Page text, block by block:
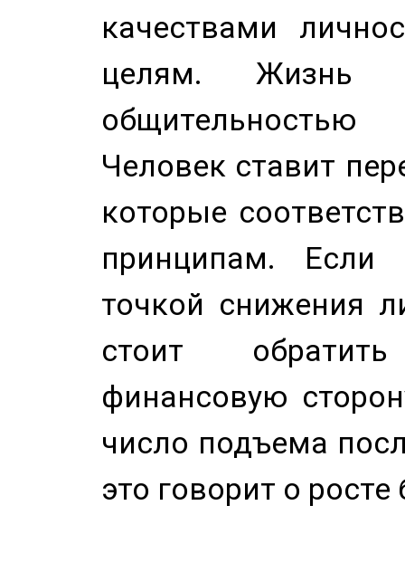
качествами
целям. Жизнь
Человек ставит
которые
принципам. Если
точкой снижения
стоит
финансовую
число подъема
это говорит о